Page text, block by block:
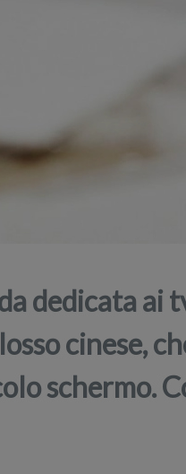
dedicata ai
cinese,
schermo.